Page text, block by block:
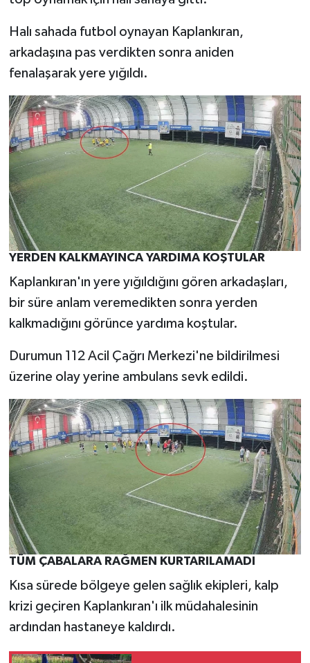
Halı sahada futbol oynayan Kaplankıran,
arkadaşına pas verdikten sonra aniden
fenalaşarak yere yığıldı.
YERDEN KALKMAYINCA YARDIMA KOŞTULAR
Kaplankıran'ın yere yığıldığını gören arkadaşları,
bir süre anlam veremedikten sonra yerden
kalkmadığını görünce yardıma koştular.
Durumun 112 Acil Çağrı Merkezi'ne bildirilmesi
üzerine olay yerine ambulans sevk edildi.
TÜM ÇABALARA RAĞMEN KURTARILAMADI
Kısa sürede bölgeye gelen sağlık ekipleri, kalp
krizi geçiren Kaplankıran'ı ilk müdahalesinin
ardından hastaneye kaldırdı.